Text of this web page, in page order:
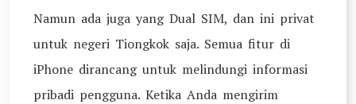
Namun ada juga yang Dual SIM, dan ini privat
untuk negeri Tiongkok saja. Semua fitur di
iPhone dirancang untuk melindungi informasi
pribadi pengguna. Ketika Anda mengirim